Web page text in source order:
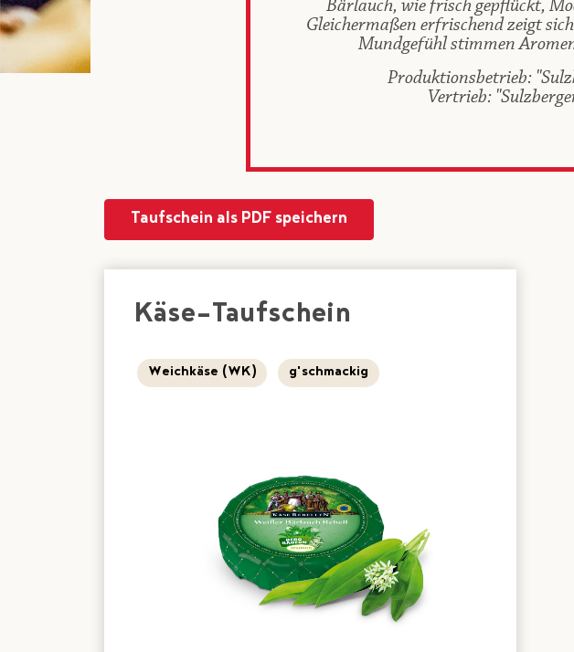
Bärlauch, wie frisch gepflückt,
Gleichermaßen erfrischend zeigt
Mundgefühl stimmen
Produktionsbetrieb:
Vertrieb:
Taufschein als PDF speichern
Käse-Taufschein
Weichkäse (WK) g'schmackig